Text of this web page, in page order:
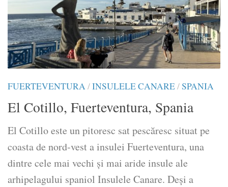
FUERTEVENTURA/INSULELE CANARE/SPANIA
El Cotillo, Fuerteventura, Spania
El Cotillo este un pitoresc sat pescăresc situat pe
coasta de nord-vest a insulei Fuerteventura, una
dintre cele mai vechi și mai aride insule ale
arhipelagului spaniol Insulele Canare. Deși a